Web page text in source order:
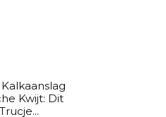
Kwijt: Dit